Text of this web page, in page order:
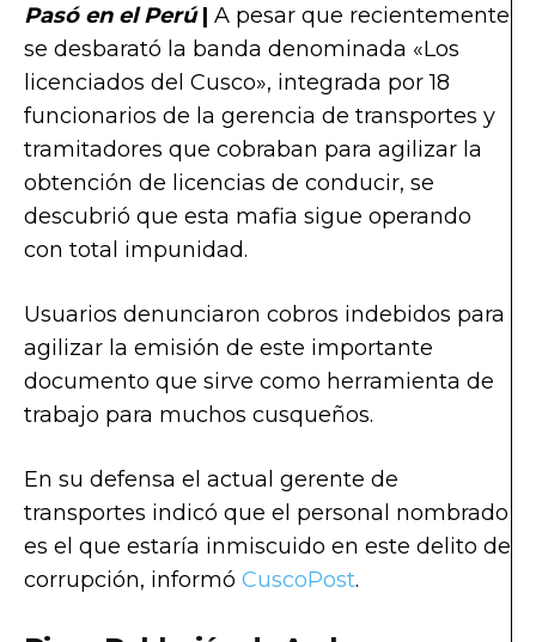
Pasó en el Perú| A pesar que recientemente
se desbarató la banda denominada «Los
licenciados del Cusco», integrada por 18
funcionarios de la gerencia de transportes y
tramitadores que cobraban para agilizar la
obtención de licencias de conducir, se
descubrió que esta mafia sigue operando
con total impunidad.
Usuarios denunciaron cobros indebidos para
agilizar la emisión de este importante
documento que sirve como herramienta de
trabajo para muchos cusqueños.
En su defensa el actual gerente de
transportes indicó que el personal nombrado
es el que estaría inmiscuido en este delito de
corrupción, informó CuscoPost.